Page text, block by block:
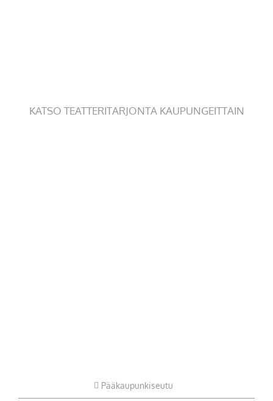
KATSO TEATTERITARJONTA KAUPUNGEITTAIN
Pääkaupunkiseutu